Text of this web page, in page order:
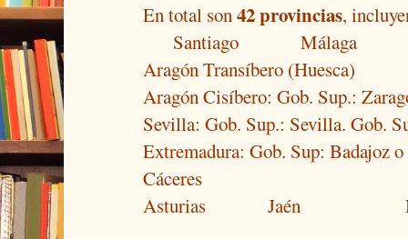
En total son42 provincias,
Santiago
Málaga
Aragón Transíbero (Huesca)
Aragón Cisíbero: Gob. Sup.:
Sevilla: Gob. Sup.: Sevilla. Gob.
Extremadura: Gob. Sup: Badajoz
Cáceres
Asturias
Jaén